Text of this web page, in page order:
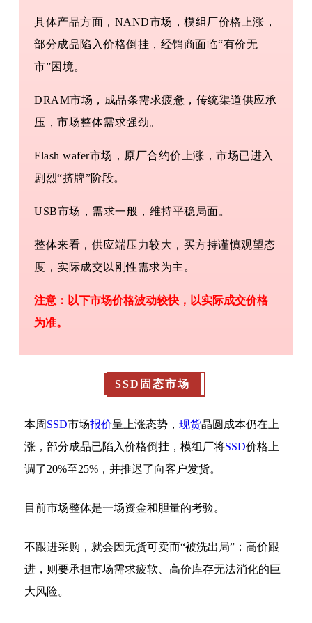
具体产品方面，NAND市场，模组厂价格上涨，
部分成品陷入价格倒挂，经销商面临“有价无
市”困境。
DRAM市场，成品条需求疲惫，传统渠道供应承
压，市场整体需求强劲。
Flash wafer市场，原厂合约价上涨，市场已进入
剧烈“挤牌”阶段。
USB市场，需求一般，维持平稳局面。
整体来看，供应端压力较大，买方持谨慎观望态
度，实际成交以刚性需求为主。
注意：以下市场价格波动较快，以实际成交价格
为准。
SSD固态市场
本周SSD市场报价呈上涨态势，现货晶圆成本仍在上
涨，部分成品已陷入价格倒挂，模组厂将SSD价格上
调了20%至25%，并推迟了向客户发货。
目前市场整体是一场资金和胆量的考验。
不跟进采购，就会因无货可卖而“被洗出局”；高价跟
进，则要承担市场需求疲软、高价库存无法消化的巨
大风险。